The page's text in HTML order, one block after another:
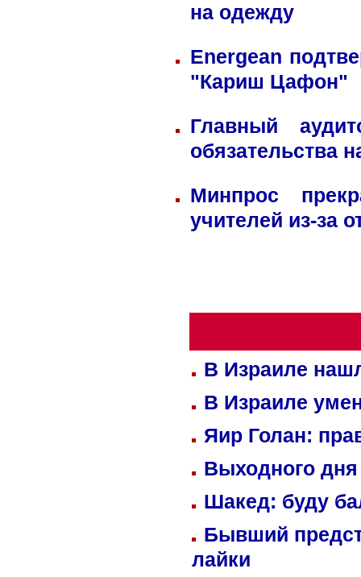
на одежду
Energean
"Кариш Цафон"
Главный
обязательства
Минпрос
учителей из-за
В Израиле
В Израиле
Яир Голан:
Выходного
Шакед: буду
Бывший
лайки